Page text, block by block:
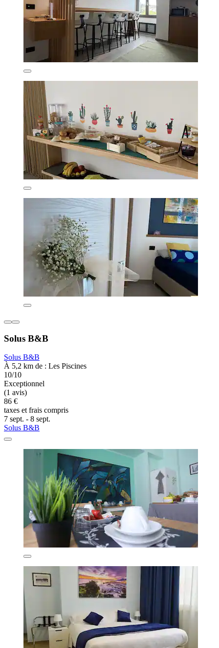
Solus B&B
Solus B&B
À 5,2 km de : Les Piscines
10/10
Exceptionnel
(1 avis)
86 €
taxes et frais compris
7 sept. - 8 sept.
Solus B&B